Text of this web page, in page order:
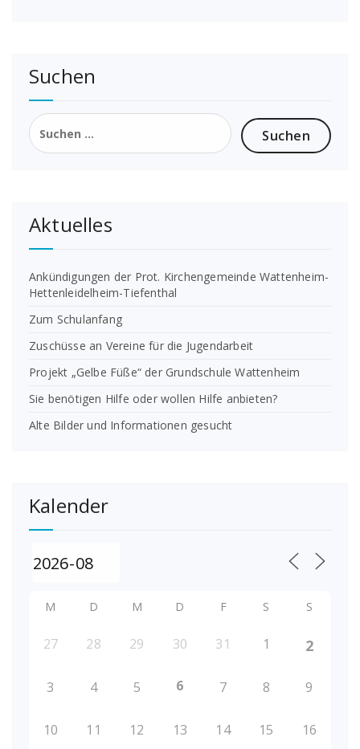
Suchen
Suchen
nach:
Aktuelles
Ankündigungen der Prot. Kirchengemeinde Wattenheim-
Hettenleidelheim-Tiefenthal
Zum Schulanfang
Zuschüsse an Vereine für die Jugendarbeit
Projekt „Gelbe Füße“ der Grundschule Wattenheim
Sie benötigen Hilfe oder wollen Hilfe anbieten?
Alte Bilder und Informationen gesucht
Kalender
M D M D F S S
27 28 29 30 31 1 2
3 4 5 6 7 8 9
10 11 12 13 14 15 16